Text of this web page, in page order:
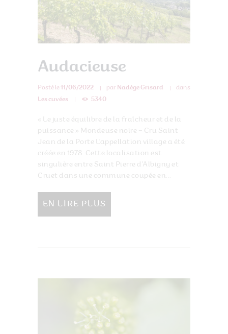
Audacieuse
Posté le 11/06/2022 par Nadège Grisard
dans
Les cuvées
5340
« Le juste équilibre de la fraîcheur et de la
puissance » Mondeuse noire – Cru Saint
Jean de la Porte L’appellation village a été
créée en 1978. Cette localisation est
singulière entre Saint Pierre d’Albigny et
Cruet dans une commune coupée en...
EN LIRE PLUS